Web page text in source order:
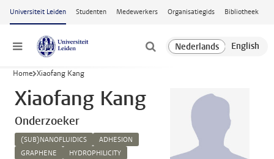
Ga naar hoofdinhoud
Universiteit Leiden Studenten Medewerkers Organisatiegids Bibliotheek
Menu
Home Xiaofang Kang
Xiaofang Kang
Onderzoeker
(SUB)NANOFLUIDICS
ADHESION
GRAPHENE
HYDROPHILICITY